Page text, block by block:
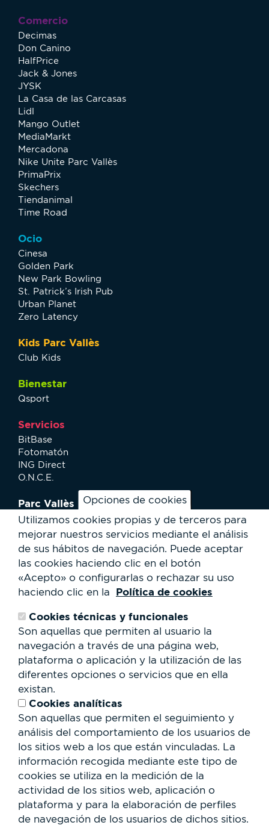
Opciones de cookies
Utilizamos cookies propias y de terceros para
mejorar nuestros servicios mediante el análisis
de sus hábitos de navegación. Puede aceptar
las cookies haciendo clic en el botón
«Acepto» o configurarlas o rechazar su uso
haciendo clic en la
Política de cookies
Cookies técnicas y funcionales
Son aquellas que permiten al usuario la
navegación a través de una página web,
plataforma o aplicación y la utilización de las
diferentes opciones o servicios que en ella
existan.
Cookies analíticas
Son aquellas que permiten el seguimiento y
análisis del comportamiento de los usuarios de
los sitios web a los que están vinculadas. La
información recogida mediante este tipo de
cookies se utiliza en la medición de la
actividad de los sitios web, aplicación o
plataforma y para la elaboración de perfiles
de navegación de los usuarios de dichos sitios.
Comercio
Decimas
Don Canino
HalfPrice
Jack & Jones
JYSK
La Casa de las Carcasas
Lidl
Mango Outlet
MediaMarkt
Mercadona
Nike Unite Parc Vallès
PrimaPrix
Skechers
Tiendanimal
Time Road
Ocio
Cinesa
Golden Park
New Park Bowling
St. Patrick’s Irish Pub
Urban Planet
Zero Latency
Kids Parc Vallès
Club Kids
Bienestar
Qsport
Servicios
BitBase
Fotomatón
ING Direct
O.N.C.E.
Parc Vallès
¿Cómo llegar?
Mapa
Actividades
Servicios al usuario
Club Staff
¿Quiénes somos?
Trabaja con nosotros
Cesión de espacios
RSC
Formulario
de
búsqueda
Buscar